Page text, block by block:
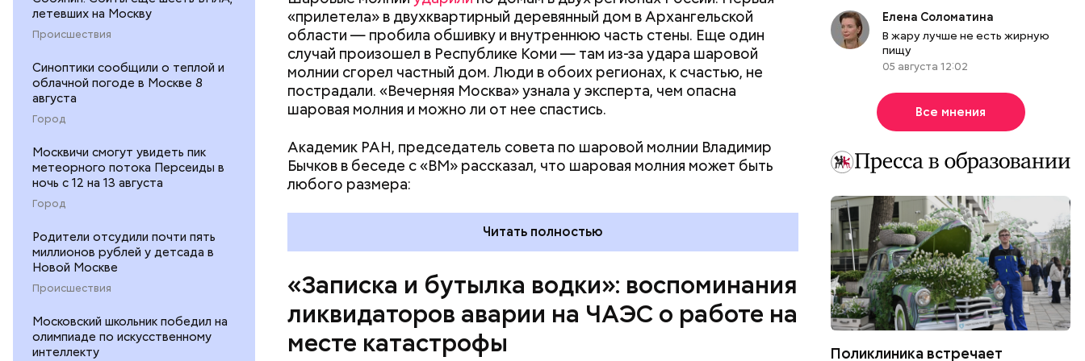
летевших на Москву
Происшествия
Синоптики сообщили о теплой и
облачной погоде в Москве 8
августа
Город
Москвичи смогут увидеть пик
метеорного потока Персеиды в
ночь с 12 на 13 августа
Город
Родители отсудили почти пять
миллионов рублей у детсада в
Новой Москве
Происшествия
Московский школьник победил на
олимпиаде по искусственному
интеллекту
«прилетела» в двухквартирный деревянный дом в Архангельской
области — пробила обшивку и внутреннюю часть стены. Еще один
случай произошел в Республике Коми — там из-за удара шаровой
молнии сгорел частный дом. Люди в обоих регионах, к счастью, не
пострадали. «Вечерняя Москва» узнала у эксперта, чем опасна
шаровая молния и можно ли от нее спастись.
Академик РАН, председатель совета по шаровой молнии Владимир
Бычков в беседе с «ВМ» рассказал, что шаровая молния может быть
любого размера:
Читать полностью
«Записка и бутылка водки»: воспоминания
ликвидаторов аварии на ЧАЭС о работе на
месте катастрофы
дома, за нами приехал транспорт. Привезли в полк. Построились.
Сказали, что произошло. Создали мобильный отряд. Через несколько
часов мы направились в сторону Чернобыля, — вспоминает Макеев.
Елена Соломатина
В жару лучше не есть жирную
пищу
05 августа 12:02
Все мнения
Поликлиника встречает